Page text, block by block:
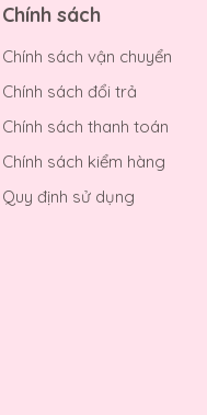
Chính sách
Chính sách vận chuyển
Chính sách đổi trả
Chính sách thanh toán
Chính sách kiểm hàng
Quy định sử dụng